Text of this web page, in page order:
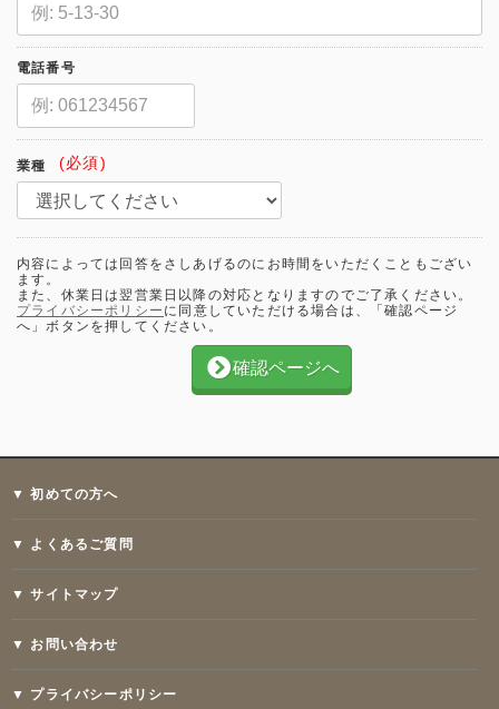
電話番号
業種 (必須)
内容によっては回答をさしあげるのにお時間をいただくこともござい
ます。
また、休業日は翌営業日以降の対応となりますのでご了承ください。
プライバシーポリシー に同意していただける場合は、「確認ページ
へ」ボタンを押してください。
確認ページへ
▼ 初めての方へ
▼ よくあるご質問
▼ サイトマップ
▼ お問い合わせ
▼ プライバシーポリシー